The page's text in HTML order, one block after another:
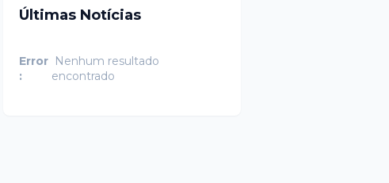
Últimas Notícias
Error
:
Nenhum resultado
encontrado